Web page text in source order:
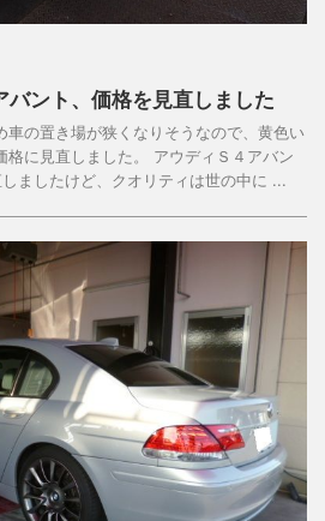
バント、価格を見直しました
車の置き場が狭くなりそうなので、黄色い
格に見直しました。 アウディＳ４アバン
ましたけど、クオリティは世の中に ...